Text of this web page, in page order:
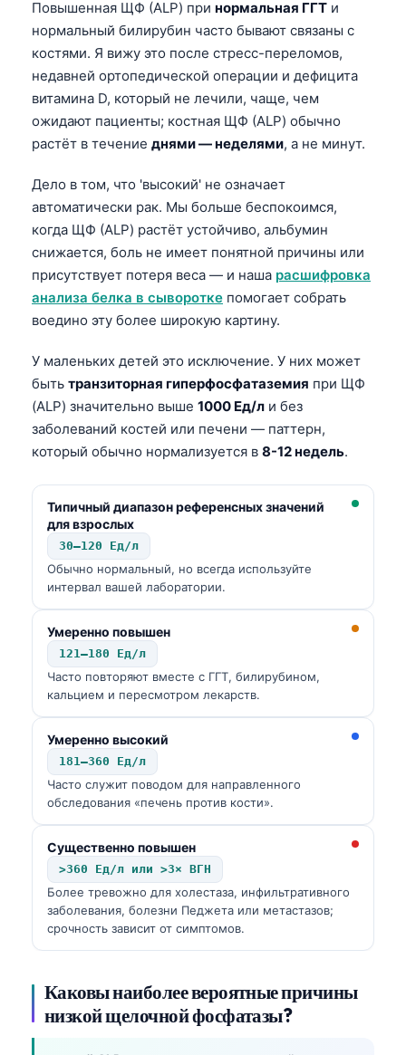
Повышенная ЩФ (ALP) при нормальная ГГТ и
нормальный билирубин часто бывают связаны с
костями. Я вижу это после стресс-переломов,
недавней ортопедической операции и дефицита
витамина D, который не лечили, чаще, чем
ожидают пациенты; костная ЩФ (ALP) обычно
растёт в течение днями — неделями, а не минут.
Дело в том, что 'высокий' не означает
автоматически рак. Мы больше беспокоимся,
когда ЩФ (ALP) растёт устойчиво, альбумин
снижается, боль не имеет понятной причины или
присутствует потеря веса — и наша расшифровка
анализа белка в сыворотке помогает собрать
воедино эту более широкую картину.
У маленьких детей это исключение. У них может
быть транзиторная гиперфосфатаземия при ЩФ
(ALP) значительно выше 1000 Ед/л и без
заболеваний костей или печени — паттерн,
который обычно нормализуется в 8-12 недель.
Типичный диапазон референсных значений
для взрослых
30–120 Ед/л
Обычно нормальный, но всегда используйте
интервал вашей лаборатории.
Умеренно повышен
121–180 Ед/л
Часто повторяют вместе с ГГТ, билирубином,
кальцием и пересмотром лекарств.
Умеренно высокий
181–360 Ед/л
Часто служит поводом для направленного
обследования «печень против кости».
Существенно повышен
>360 Ед/л или >3× ВГН
Более тревожно для холестаза, инфильтративного
заболевания, болезни Педжета или метастазов;
срочность зависит от симптомов.
Каковы наиболее вероятные причины
низкой щелочной фосфатазы?